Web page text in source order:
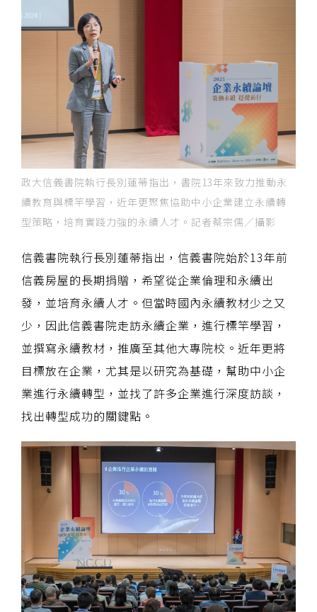
政大信義書院執行長別蓮蒂指出，書院13年來致力推動永
續教育與標竿學習，近年更聚焦協助中小企業建立永續轉
型策略，培育實踐力強的永續人才。記者蔡宗儒／攝影
信義書院執行長別蓮蒂指出，信義書院始於13年前
信義房屋的長期捐贈，希望從企業倫理和永續出
發，並培育永續人才。但當時國內永續教材少之又
少，因此信義書院走訪永續企業，進行標竿學習，
並撰寫永續教材，推廣至其他大專院校。近年更將
目標放在企業，尤其是以研究為基礎，幫助中小企
業進行永續轉型，並找了許多企業進行深度訪談，
找出轉型成功的關鍵點。